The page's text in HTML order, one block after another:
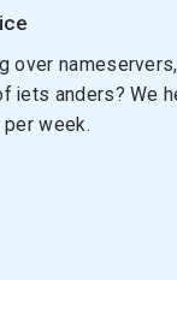
over nameservers,
iets anders? We
week.